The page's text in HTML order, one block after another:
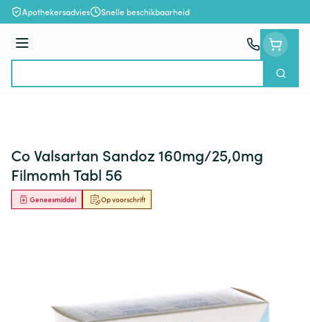
Ga naar de inhoud
Apothekersadvies Snelle beschikbaarheid
Menu
Zoek
Co Valsartan Sandoz 160mg/25,0mg
Filmomh Tabl 56
Op voorschrift
Geneesmiddel